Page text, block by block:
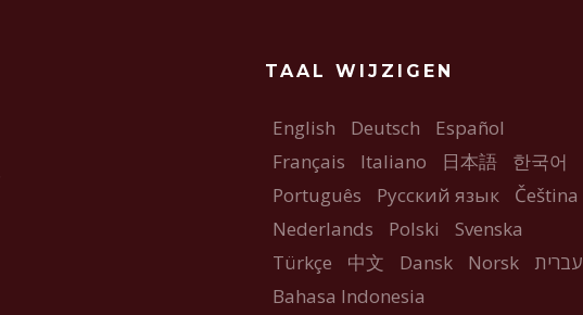
TAAL WIJZIGEN
English Deutsch
Español
Français
Italiano 日本語
한국어
Português
Русский язык
Čeština
Nederlands
Polski
Svenska
Türkçe
中文 Dansk Norsk
עברית
Bahasa Indonesia